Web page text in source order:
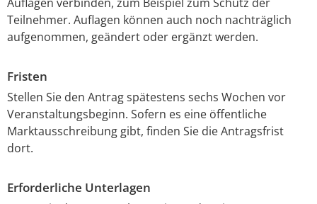
Teilnehmer. Auflagen können auch noch nachträglich
aufgenommen, geändert oder ergänzt werden.
Fristen
Stellen Sie den Antrag spätestens sechs Wochen vor
Veranstaltungsbeginn. Sofern es eine öffentliche
Marktausschreibung gibt, finden Sie die Antragsfrist
dort.
Erforderliche Unterlagen